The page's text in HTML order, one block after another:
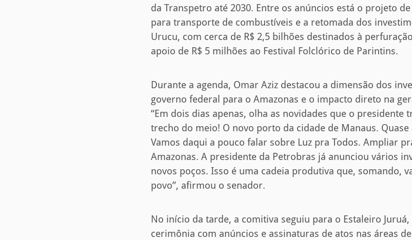
da Transpetro até 2030. Entre os anúncios está o projeto
para transporte de combustíveis e a retomada dos
Urucu, com cerca de R$ 2,5 bilhões destinados à
apoio de R$ 5 milhões ao Festival Folclórico de Parintins.
Durante a agenda, Omar Aziz destacou a dimensão dos
governo federal para o Amazonas e o impacto direto na
“Em dois dias apenas, olha as novidades que o presidente
trecho do meio! O novo porto da cidade de Manaus.
Vamos daqui a pouco falar sobre Luz pra Todos. Ampliar
Amazonas. A presidente da Petrobras já anunciou vários
novos poços. Isso é uma cadeia produtiva que, somando,
povo”, afirmou o senador.
No início da tarde, a comitiva seguiu para o Estaleiro
cerimônia com anúncios e assinaturas de atos nas áreas